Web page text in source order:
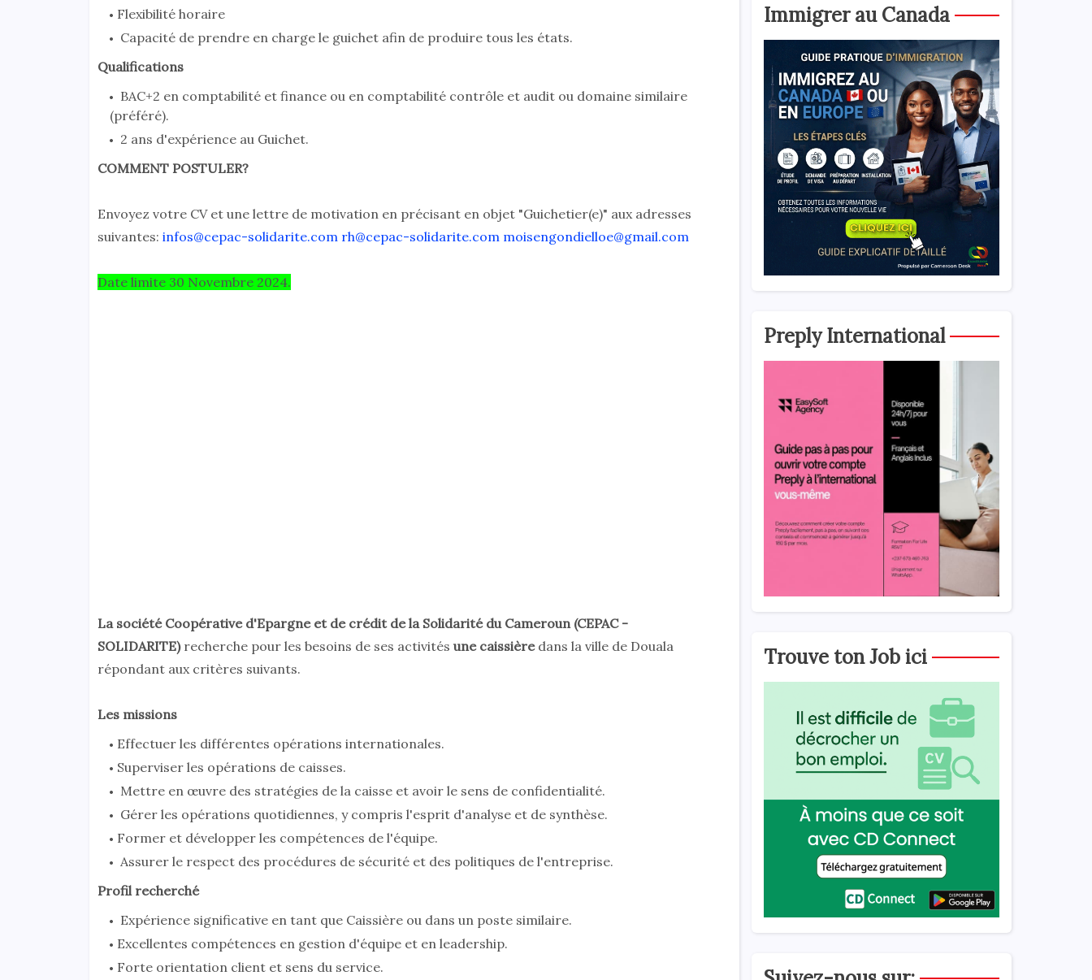
Flexibilité horaire
Capacité de prendre en charge le guichet afin de produire tous les états.
Qualifications
BAC+2 en comptabilité et finance ou en comptabilité contrôle et audit ou domaine similaire
(préféré).
2 ans d'expérience au Guichet.
COMMENT POSTULER?
Envoyez votre CV et une lettre de motivation en précisant en objet "Guichetier(e)" aux adresses
suivantes: infos@cepac-solidarite.com rh@cepac-solidarite.com moisengondielloe@gmail.com
Date limite 30 Novembre 2024.
La société Coopérative d'Epargne et de crédit de la Solidarité du Cameroun (CEPAC -
SOLIDARITE)recherche pour les besoins de ses activités une caissière dans la ville de Douala
répondant aux critères suivants.
Les missions
Effectuer les différentes opérations internationales.
Superviser les opérations de caisses.
Mettre en œuvre des stratégies de la caisse et avoir le sens de confidentialité.
Gérer les opérations quotidiennes, y compris l'esprit d'analyse et de synthèse.
Former et développer les compétences de l'équipe.
Assurer le respect des procédures de sécurité et des politiques de l'entreprise.
Profil recherché
Expérience significative en tant que Caissière ou dans un poste similaire.
Excellentes compétences en gestion d'équipe et en leadership.
Forte orientation client et sens du service.
Immigrer au Canada
Preply International
Trouve ton Job ici